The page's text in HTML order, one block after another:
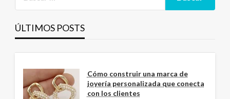
ÚLTIMOS POSTS
Cómo construir una marca de
joyería personalizada que conecta
con los clientes